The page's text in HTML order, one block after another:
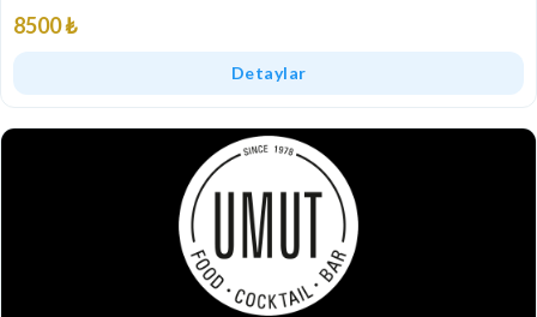
8500 ₺
Detaylar